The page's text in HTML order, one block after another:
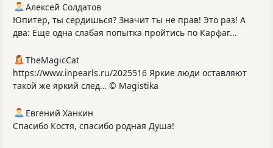
Алексей Солдатов
Юпитер, ты сердишься? Значит ты не прав! Это раз! А
два: Еще одна слабая попытка пройтись по Карфаг...
TheMagicCat
https://www.inpearls.ru/2025516 Яркие люди оставляют
такой же яркий след… © Magistika
Евгений Ханкин
Спасибо Костя, спасибо родная Душа!